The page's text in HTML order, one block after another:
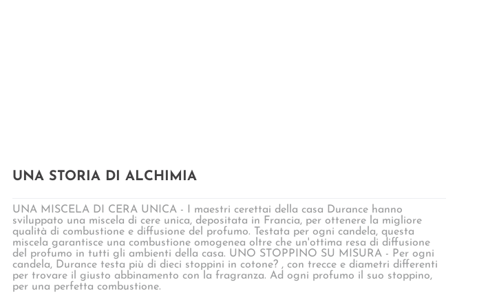
UNA STORIA DI ALCHIMIA
UNA MISCELA DI CERA UNICA - I maestri cerettai della casa Durance hanno
sviluppato una miscela di cere unica, depositata in Francia, per ottenere la migliore
qualità di combustione e diffusione del profumo. Testata per ogni candela, questa
miscela garantisce una combustione omogenea oltre che un'ottima resa di diffusione
del profumo in tutti gli ambienti della casa. UNO STOPPINO SU MISURA - Per ogni
candela, Durance testa più di dieci stoppini in cotone? , con trecce e diametri differenti
per trovare il giusto abbinamento con la fragranza. Ad ogni profumo il suo stoppino,
per una perfetta combustione.